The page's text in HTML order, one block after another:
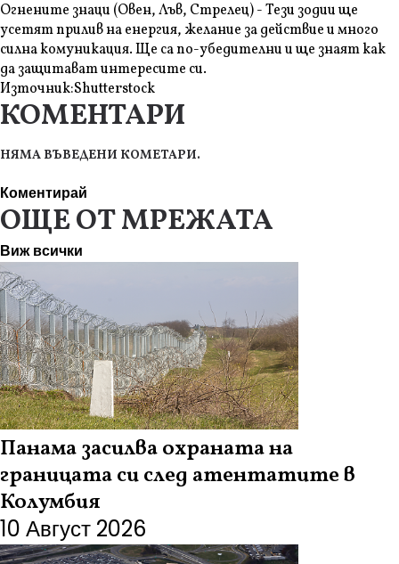
Огнените знаци (Овен, Лъв, Стрелец) - Тези зодии ще
усетят прилив на енергия, желание за действие и много
силна комуникация. Ще са по-убедителни и ще знаят как
да защитават интересите си.
Източник:Shutterstock
КОМЕНТАРИ
НЯМА ВЪВЕДЕНИ КОМЕТАРИ.
Коментирай
ОЩЕ ОТ МРЕЖАТА
Виж всички
Панама засилва охраната на
границата си след атентатите в
Колумбия
10 Август 2026